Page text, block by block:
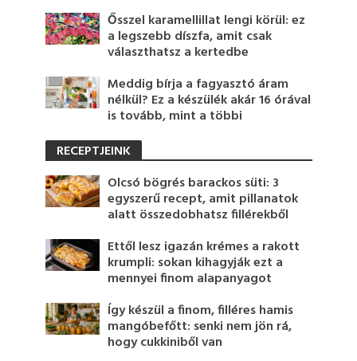
Ősszel karamellillat lengi körül: ez
a legszebb díszfa, amit csak
választhatsz a kertedbe
Meddig bírja a fagyasztó áram
nélkül? Ez a készülék akár 16 órával
is tovább, mint a többi
RECEPTJEINK
Olcsó bögrés barackos süti: 3
egyszerű recept, amit pillanatok
alatt összedobhatsz fillérekből
Ettől lesz igazán krémes a rakott
krumpli: sokan kihagyják ezt a
mennyei finom alapanyagot
Így készül a finom, filléres hamis
mangóbefőtt: senki nem jön rá,
hogy cukkiniből van